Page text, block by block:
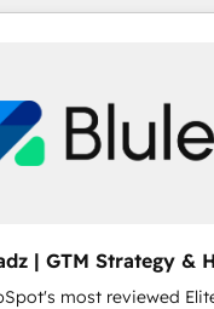
| GTM Strategy &
most reviewed